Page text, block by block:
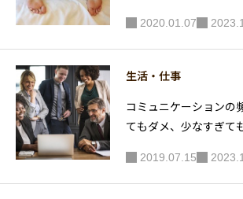
2020.01.07
生活・仕事
コミュニケーションの
てもダメ、少なすぎて
2019.07.15